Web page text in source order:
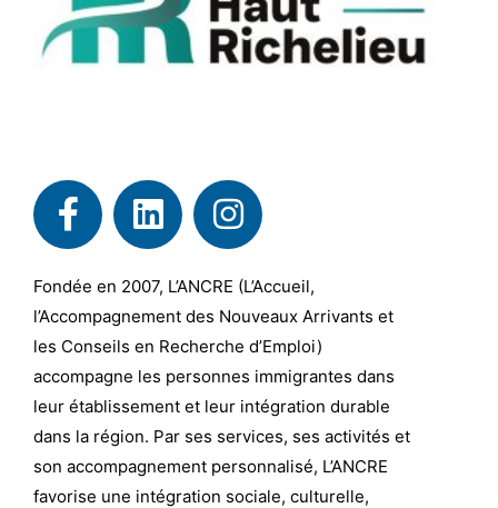
Fondée en 2007, L’ANCRE (L’Accueil,
l’Accompagnement des Nouveaux Arrivants et
les Conseils en Recherche d’Emploi)
accompagne les personnes immigrantes dans
leur établissement et leur intégration durable
dans la région. Par ses services, ses activités et
son accompagnement personnalisé, L’ANCRE
favorise une intégration sociale, culturelle,